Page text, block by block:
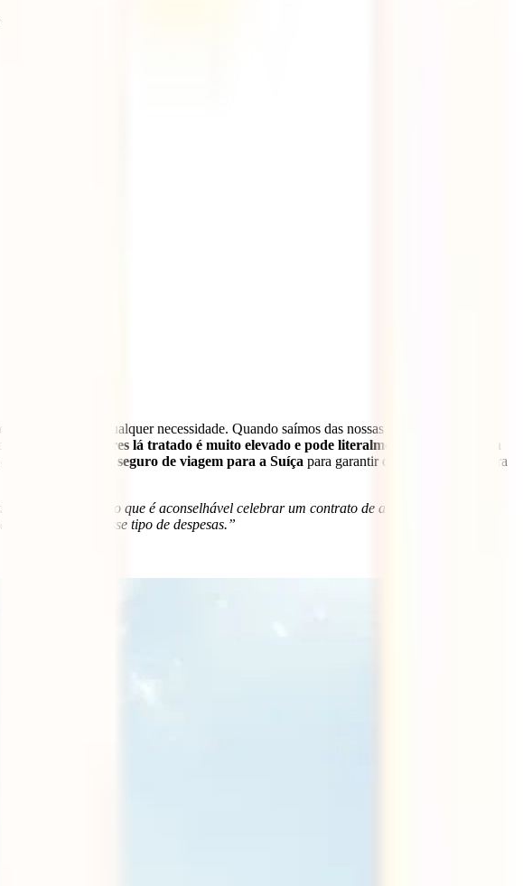
país.
tratados por qualquer necessidade. Quando saímos das nossas fronteiras, as coisas
o preço para seres lá tratado é muito elevado e pode literalmente arruinar a tua
de ter um seguro de viagem para a Suíça para garantir que estás coberto para
seguros, pelo que é aconselhável celebrar um contrato de assistência ou de
não suportam esse tipo de despesas.”